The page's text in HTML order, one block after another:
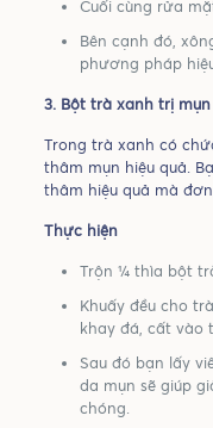
Cuối cùng rửa
Bên cạnh đó,
phương pháp
3. Bột trà xanh trị
Trong trà xanh có
thâm mụn hiệu quả.
thâm hiệu quả mà
Thực hiện
Trộn ¼ thìa bột
Khuấy đều cho
khay đá, cất vào
Sau đó bạn lấy
da mụn sẽ giúp
chóng.